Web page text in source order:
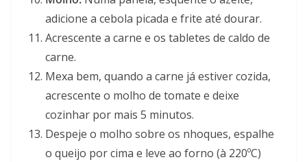
adicione a cebola picada e frite até dourar.
Acrescente a carne e os tabletes de caldo de
carne.
Mexa bem, quando a carne já estiver cozida,
acrescente o molho de tomate e deixe
cozinhar por mais 5 minutos.
Despeje o molho sobre os nhoques, espalhe
o queijo por cima e leve ao forno (à 220ºC)